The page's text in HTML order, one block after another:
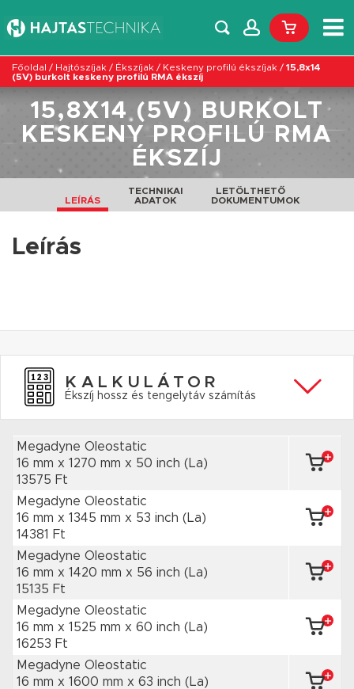
Főoldal / Hajtószíjak / Ékszíjak / Keskeny profilú ékszíjak / 15,8x14
(5V) burkolt keskeny profilú RMA ékszíj
15,8X14 (5V) BURKOLT
KESKENY PROFILÚ RMA
ÉKSZÍJ
LEÍRÁS
TECHNIKAI
ADATOK
LETÖLTHETŐ
DOKUMENTUMOK
Leírás
KALKULÁTOR
Ékszíj hossz és tengelytáv számítás
Megadyne Oleostatic
16 mm x 1270 mm x 50 inch (La)
13575 Ft
Megadyne Oleostatic
16 mm x 1345 mm x 53 inch (La)
14381 Ft
Megadyne Oleostatic
16 mm x 1420 mm x 56 inch (La)
15135 Ft
Megadyne Oleostatic
16 mm x 1525 mm x 60 inch (La)
16253 Ft
Megadyne Oleostatic
16 mm x 1600 mm x 63 inch (La)